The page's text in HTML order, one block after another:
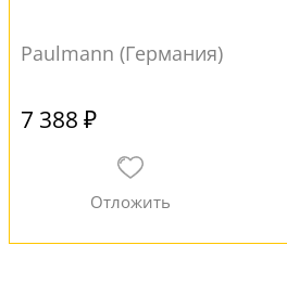
Paulmann (Германия)
7 388 ₽